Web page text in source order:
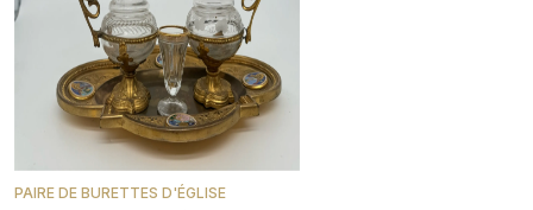
PAIRE DE BURETTES D'ÉGLISE